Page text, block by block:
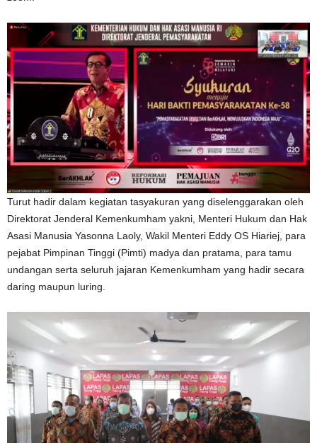
Turut hadir dalam kegiatan tasyakuran yang diselenggarakan oleh
Direktorat Jenderal Kemenkumham yakni, Menteri Hukum dan Hak
Asasi Manusia Yasonna Laoly, Wakil Menteri Eddy OS Hiariej, para
pejabat Pimpinan Tinggi (Pimti) madya dan pratama, para tamu
undangan serta seluruh jajaran Kemenkumham yang hadir secara
daring maupun luring.